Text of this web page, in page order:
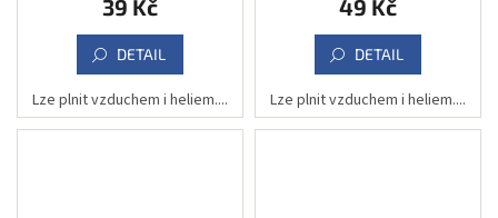
39 Kč
DETAIL
Lze plnit vzduchem i heliem....
49 Kč
DETAIL
Lze plnit vzduchem i heliem....